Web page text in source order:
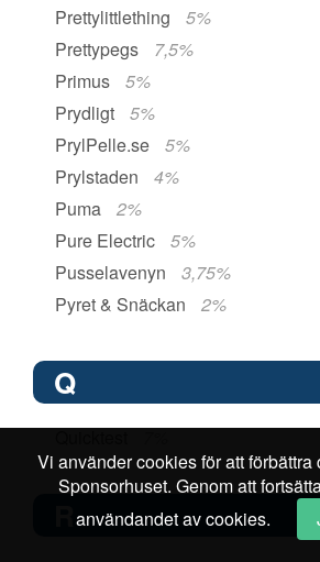
Prettylittlething
5%
Prettypegs
7,5%
Primus
5%
Prydligt
5%
PrylPelle.se
5%
Prylstaden
4%
Puma
2%
Pure Electric
5%
Pusselavenyn
3,75%
Pyret & Snäckan
2%
Q
Vi använder cookies för att
Sponsorhuset. Genom att
användandet av cookies.